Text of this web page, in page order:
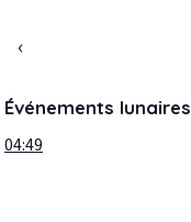
‹
Événements lunaires
04:49